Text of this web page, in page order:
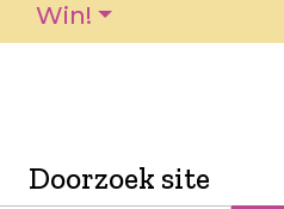
Win!
Doorzoek site